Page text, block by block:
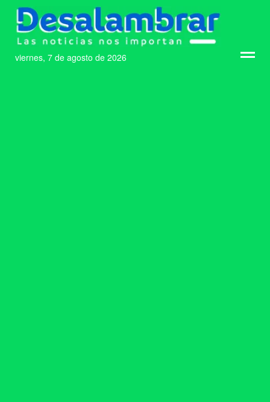
viernes, 7 de agosto de 2026